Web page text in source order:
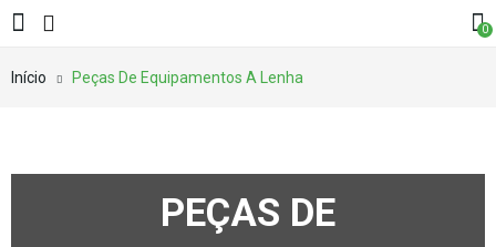
0
Início Peças De Equipamentos A Lenha
PEÇAS DE